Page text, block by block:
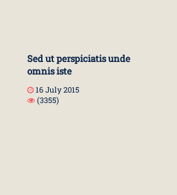
Sed ut perspiciatis unde
omnis iste
16 July 2015
(3355)